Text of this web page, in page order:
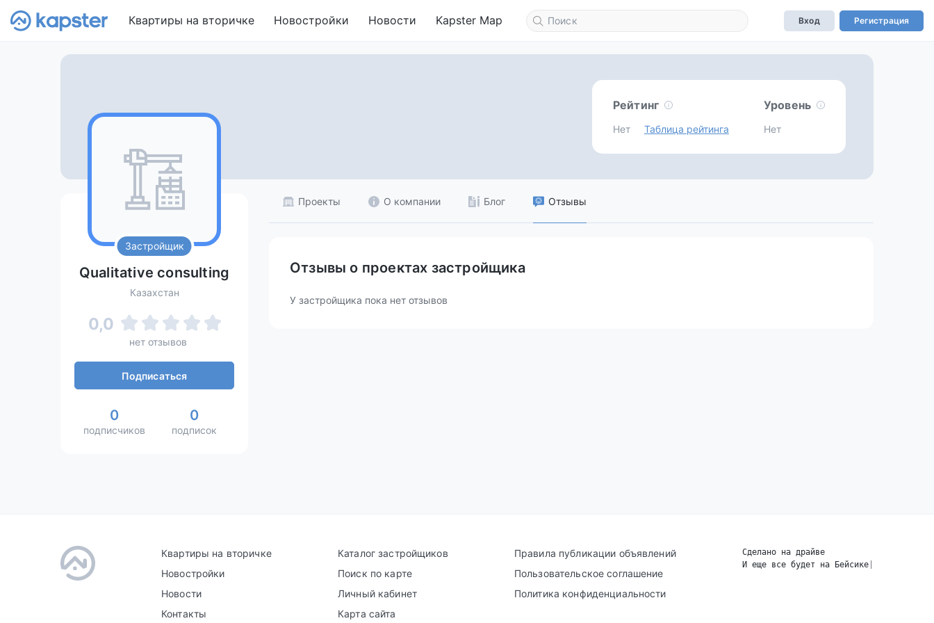
Квартиры на вторичке Новостройки Новости Kapster Map Вход Регистрация
Рейтинг
Нет Таблица рейтинга
Уровень
Нет
Застройщик
Qualitative consulting
Казахстан
0,0
нет отзывов
Подписаться
0
подписчиков
0
подписок
Проекты О компании Блог Отзывы
Отзывы о проектах застройщика
У застройщика пока нет отзывов
Квартиры на вторичке
Новостройки
Новости
Контакты
Каталог застройщиков
Поиск по карте
Личный кабинет
Карта сайта
Правила публикации объявлений
Пользовательское соглашение
Политика конфиденциальности
Сделано на драйве
И еще все будет на Бейсике